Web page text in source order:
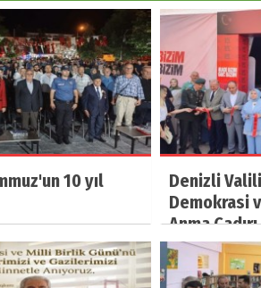
10 yıl
Denizli
Demokrasi
Anma